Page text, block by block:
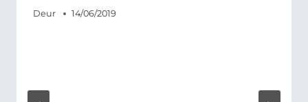
Deur 14/06/2019